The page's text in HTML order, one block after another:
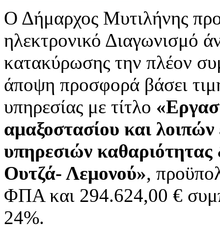
Ο Δήμαρχος Μυτιλήνης
ηλεκτρονικό Διαγωνισμό
κατακύρωσης την πλέον
άποψη προσφορά βάσει
υπηρεσίας με τίτλο
αμαξοστασίου και
υπηρεσιών
Ουτζά- Λεμονού»,
ΦΠΑ και 294.624,00 €
24%.